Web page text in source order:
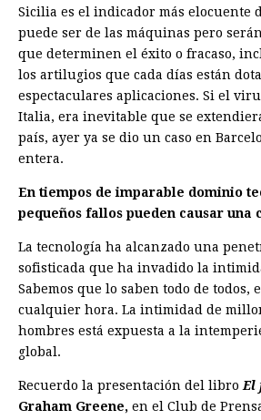
Sicilia es el indicador más elocuente
puede ser de las máquinas pero
que determinen el éxito o fra­caso,
los artilugios que cada días están
es­pectaculares aplicaciones. Si el
Italia, era inevitable que se
país, ayer ya se dio un caso en
entera.
En tiempos de imparable dominio
pequeños fallos pueden causar una
La tecnología ha alcanzado una
sofisticada que ha invadido la
Sabemos que lo saben todo de todos,
cualquier hora. La intimidad de
hombres está expuesta a la
global.
Recuerdo la presentación del libro El
Graham Greene, en el Club de